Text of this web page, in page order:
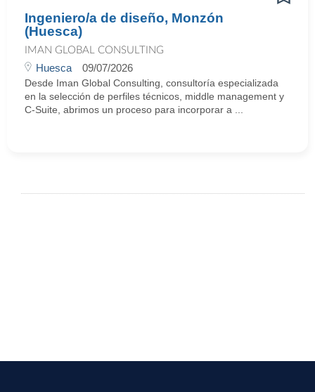
Ingeniero/a de diseño, Monzón
(Huesca)
IMAN GLOBAL CONSULTING
Huesca 09/07/2026
Desde Iman Global Consulting, consultoría especializada
en la selección de perfiles técnicos, middle management y
C-Suite, abrimos un proceso para incorporar a ...